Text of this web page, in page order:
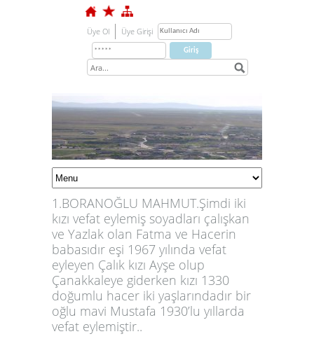
Üye Ol Üye Girişi
1.BORANOĞLU MAHMUT.Şimdi iki
kızı vefat eylemiş soyadları çalışkan
ve Yazlak olan Fatma ve Hacerin
babasıdır eşi 1967 yılında vefat
eyleyen Çalık kızı Ayşe olup
Çanakkaleye giderken kızı 1330
doğumlu hacer iki yaşlarındadır bir
oğlu mavi Mustafa 1930’lu yıllarda
vefat eylemiştir..